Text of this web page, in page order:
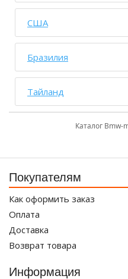
США
Бразилия
Тайланд
Каталог Bmw-
Покупателям
Как оформить заказ
Оплата
Доставка
Возврат товара
Информация